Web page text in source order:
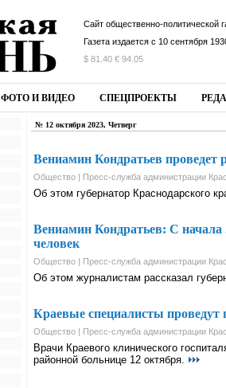
Сайт общественно-политической
Газета издается с 10 сентября
$ 81.40 € 94.05
ФОТО И ВИДЕО СПЕЦПРОЕКТЫ
№ 12 октября 2023, Четверг
Вениамин Кондратьев проведет
Общество | Пресс-служба администрации
Об этом губернатор Краснодарского
Вениамин Кондратьев: С начала
человек
Общество | Пресс-служба администрации
Об этом журналистам рассказал
Краевые специалисты
Общество | Пресс-служба администрации
Врачи Краевого клинического
районной больнице 12 октября.